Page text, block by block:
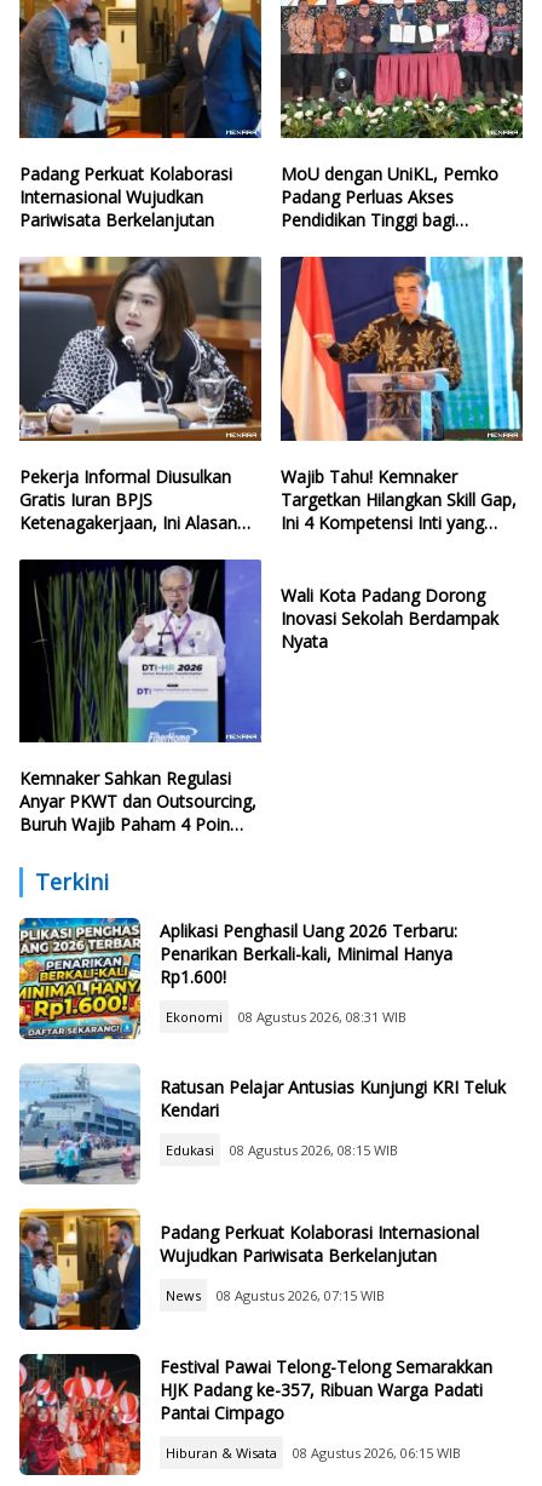
Padang Perkuat Kolaborasi
Internasional Wujudkan
Pariwisata Berkelanjutan
MoU dengan UniKL, Pemko
Padang Perluas Akses
Pendidikan Tinggi bagi
Pekerja Informal Diusulkan
Gratis Iuran BPJS
Ketenagakerjaan, Ini Alasan
Wajib Tahu! Kemnaker
Targetkan Hilangkan Skill Gap,
Ini 4 Kompetensi Inti yang
Kemnaker Sahkan Regulasi
Anyar PKWT dan Outsourcing,
Buruh Wajib Paham 4 Poin
Wali Kota Padang Dorong
Inovasi Sekolah Berdampak
Nyata
Terkini
Aplikasi Penghasil Uang 2026 Terbaru:
Penarikan Berkali-kali, Minimal Hanya
Rp1.600!
Ekonomi 08 Agustus 2026, 08:31 WIB
Ratusan Pelajar Antusias Kunjungi KRI Teluk
Kendari
Edukasi 08 Agustus 2026, 08:15 WIB
Padang Perkuat Kolaborasi Internasional
Wujudkan Pariwisata Berkelanjutan
News 08 Agustus 2026, 07:15 WIB
Festival Pawai Telong-Telong Semarakkan
HJK Padang ke-357, Ribuan Warga Padati
Pantai Cimpago
Hiburan & Wisata 08 Agustus 2026, 06:15 WIB